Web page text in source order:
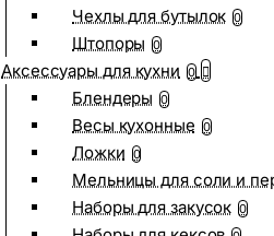
Чехлы для бутылок 0
Штопоры 0
Аксессуары для кухни 0
Блендеры 0
Весы кухонные 0
Ложки 0
Мельницы для соли и
Наборы для закусок 0